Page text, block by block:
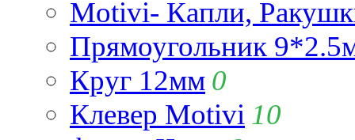
Motivi- Капли,
Прямоугольник
Круг 12мм 0
Клевер Motivi 10